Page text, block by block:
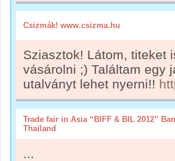
Csizmák! www.csizma.hu
Sziasztok! Látom, titeket
vásárolni ;) Találtam egy
utalványt lehet nyerni!!
Trade fair in Asia “BIFF & BIL 2012”
Thailand
...